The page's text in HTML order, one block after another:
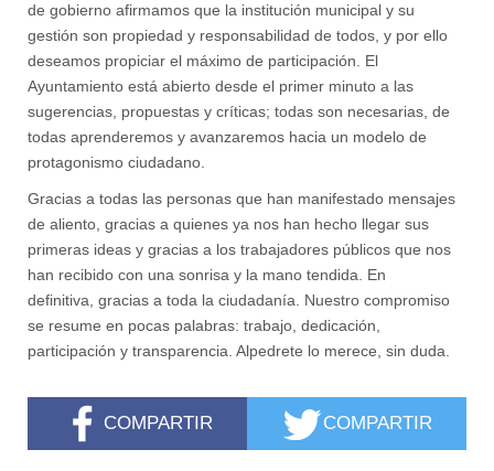
de gobierno afirmamos que la institución municipal y su
gestión son propiedad y responsabilidad de todos, y por ello
deseamos propiciar el máximo de participación. El
Ayuntamiento está abierto desde el primer minuto a las
sugerencias, propuestas y críticas; todas son necesarias, de
todas aprenderemos y avanzaremos hacia un modelo de
protagonismo ciudadano.
Gracias a todas las personas que han manifestado mensajes
de aliento, gracias a quienes ya nos han hecho llegar sus
primeras ideas y gracias a los trabajadores públicos que nos
han recibido con una sonrisa y la mano tendida. En
definitiva, gracias a toda la ciudadanía. Nuestro compromiso
se resume en pocas palabras: trabajo, dedicación,
participación y transparencia. Alpedrete lo merece , sin duda.
COMPARTIR COMPARTIR